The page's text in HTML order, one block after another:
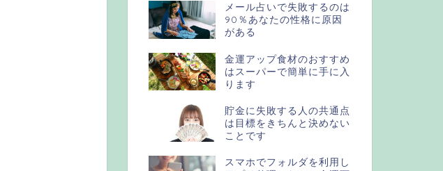
メール占いで失敗するのは
90％あなたの性格に原因
がある
金運アップ食材のおすすめ
はスーパーで簡単に手に入
ります
貯金に失敗する人の共通点
は目標をきちんと決めない
ことです
スマホでフォルダを利用し